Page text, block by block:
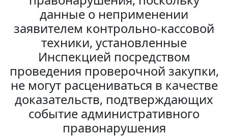
данные о неприменении
заявителем контрольно-кассовой
техники, установленные
Инспекцией посредством
проведения проверочной закупки,
не могут расцениваться в качестве
доказательств, подтверждающих
событие административного
правонарушения